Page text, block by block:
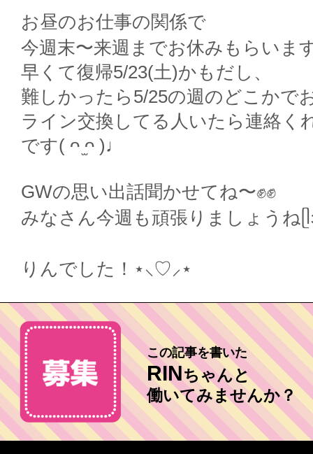
お昼のお仕事の関係で
今週末〜来週までお休みもらいま
早くて復帰5/23(土)かもだし、
難しかったら5/25の週のどこかで
ライン交換してる人いたら連絡く
です( ᴖ ̫ᴖ )♩
GWの思い出話聞かせてね〜✊✊
みなさん今週も頑張りましょうね
りんでした！⋆⸜♡⸝‍⋆
この記事を書いた
RINちゃんと
働いてみませんか？